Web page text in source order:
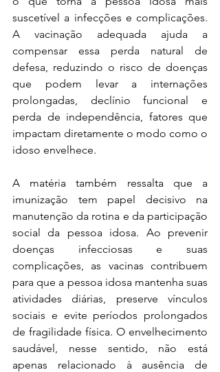
suscetível a infecções e complicações.
A vacinação adequada ajuda a
compensar essa perda natural de
defesa, reduzindo o risco de doenças
que podem levar a internações
prolongadas, declínio funcional e
perda de independência, fatores que
impactam diretamente o modo como o
idoso envelhece.
A matéria também ressalta que a
imunização tem papel decisivo na
manutenção da rotina e da participação
social da pessoa idosa. Ao prevenir
doenças infecciosas e suas
complicações, as vacinas contribuem
para que a pessoa idosa mantenha suas
atividades diárias, preserve vínculos
sociais e evite períodos prolongados
de fragilidade física. O envelhecimento
saudável, nesse sentido, não está
apenas relacionado à ausência de